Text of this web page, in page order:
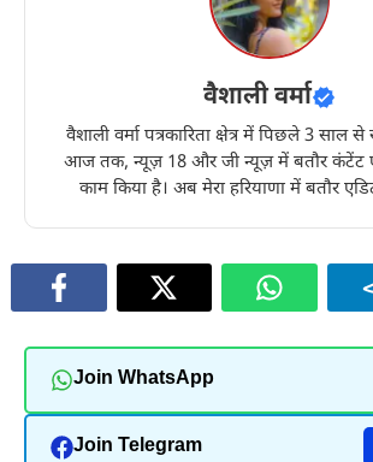
वैशाली वर्मा
वैशाली वर्मा पत्रकारिता क्षेत्र में पिछले 3 साल से
आज तक, न्यूज़ 18 और जी न्यूज़ में बतौर कंटेंट
काम किया है। अब मेरा हरियाणा में बतौर
Join WhatsApp
Join Telegram